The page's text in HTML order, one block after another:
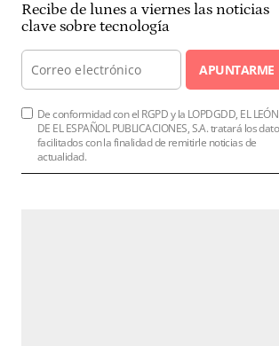
Recibe de lunes a viernes las noticias
clave sobre tecnología
APUNTARME
De conformidad con el RGPD y la LOPDGDD, EL LEÓN
DE EL ESPAÑOL PUBLICACIONES, S.A. tratará los
facilitados con la finalidad de remitirle noticias de
actualidad.